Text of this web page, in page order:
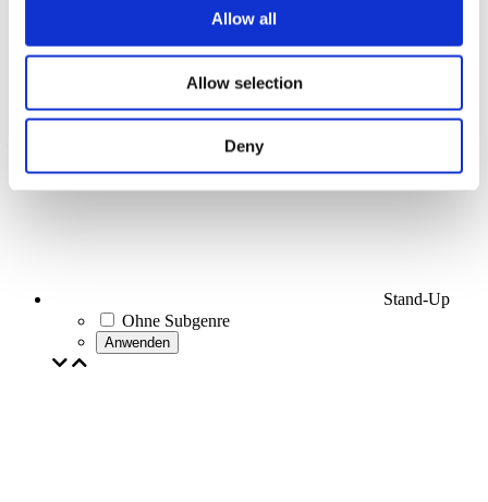
Allow all
Allow selection
Deny
Anwenden
Stand-Up
Ohne Subgenre
Anwenden